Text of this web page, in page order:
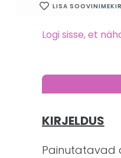
LISA
Logi sisse, et
KIRJELDUS
Painutatavad